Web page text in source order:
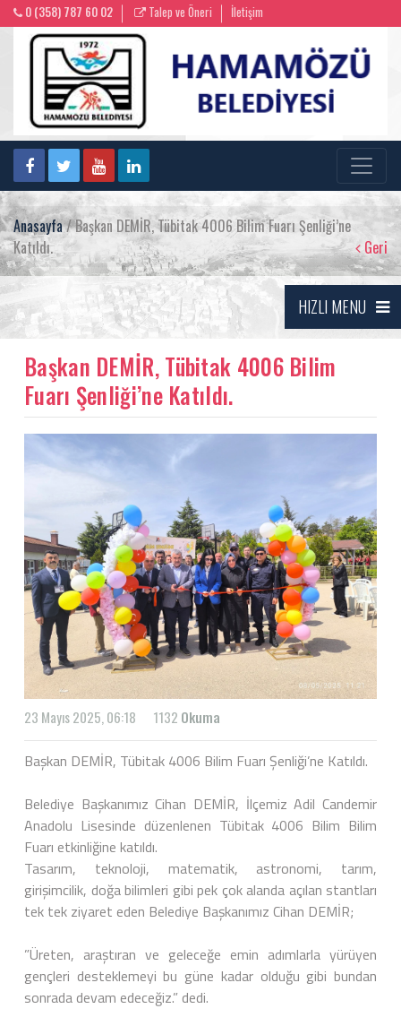
0 (358) 787 60 02 Talep ve Öneri İletişim
Anasayfa/ Başkan DEMİR, Tübitak 4006 Bilim Fuarı Şenliği’ne
Katıldı.
Geri
HIZLI MENU
Başkan DEMİR, Tübitak 4006 Bilim
Fuarı Şenliği’ne Katıldı.
23 Mayıs 2025, 06:18 1132 Okuma
Başkan DEMİR, Tübitak 4006 Bilim Fuarı Şenliği’ne Katıldı.
Belediye Başkanımız Cihan DEMİR, İlçemiz Adil Candemir
Anadolu Lisesinde düzenlenen Tübitak 4006 Bilim Bilim
Fuarı etkinliğine katıldı.
Tasarım, teknoloji, matematik, astronomi, tarım,
girişimcilik, doğa bilimleri gibi pek çok alanda açılan stantları
tek tek ziyaret eden Belediye Başkanımız Cihan DEMİR;
”Üreten, araştıran ve geleceğe emin adımlarla yürüyen
gençleri desteklemeyi bu güne kadar olduğu gibi bundan
sonrada devam edeceğiz.” dedi.